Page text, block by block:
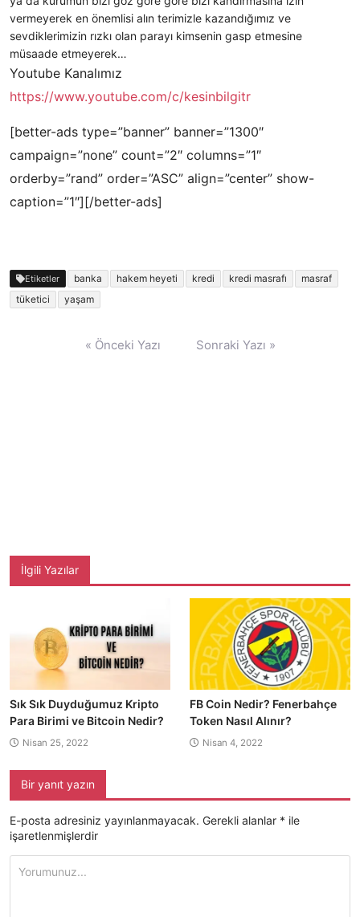
vermeyerek en önemlisi alın terimizle kazandığımız ve
sevdiklerimizin rızkı olan parayı kimsenin gasp etmesine
müsaade etmeyerek…
Youtube Kanalımız
https://www.youtube.com/c/kesinbilgitr
[better-ads type=”banner” banner=”1300″
campaign=”none” count=”2″ columns=”1″
orderby=”rand” order=”ASC” align=”center” show-
caption=”1″][/better-ads]
Etiketler banka hakem heyeti kredi kredi masrafı
masraf
tüketici
yaşam
« Önceki Yazı Sonraki Yazı »
İlgili Yazılar
Sık Sık Duyduğumuz Kripto
Para Birimi ve Bitcoin Nedir?
Nisan 25, 2022
FB Coin Nedir? Fenerbahçe
Token Nasıl Alınır?
Nisan 4, 2022
Bir yanıt yazın
E-posta adresiniz yayınlanmayacak. Gerekli alanlar * ile
işaretlenmişlerdir